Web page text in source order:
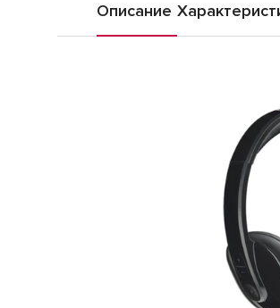
Описание